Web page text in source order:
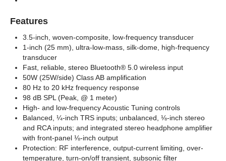
Features
3.5-inch, woven-composite, low-frequency transducer
1-inch (25 mm), ultra-low-mass, silk-dome, high-frequency
transducer
Fast, reliable, stereo Bluetooth® 5.0 wireless input
50W (25W/side) Class AB amplification
80 Hz to 20 kHz frequency response
98 dB SPL (Peak, @ 1 meter)
High- and low-frequency Acoustic Tuning controls
Balanced, ¼-inch TRS inputs; unbalanced, ⅛-inch stereo
and RCA inputs; and integrated stereo headphone amplifier
with front-panel ⅛-inch output
Protection: RF interference, output-current limiting, over-
temperature, turn-on/off transient, subsonic filter